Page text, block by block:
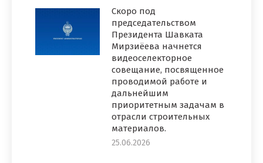
Скоро под
председательством
Президента Шавката
Мирзиёева начнется
видеоселекторное
совещание, посвященное
проводимой работе и
дальнейшим
приоритетным задачам в
отрасли строительных
материалов.
25.06.2026